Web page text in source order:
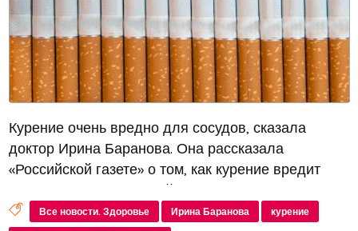
Курение очень вредно для сосудов, сказала
доктор Ирина Баранова. Она рассказала
«Российской газете» о том, как курение вредит
здоровью многих людей
Все новости. Здоровье Ирина Баранова курение